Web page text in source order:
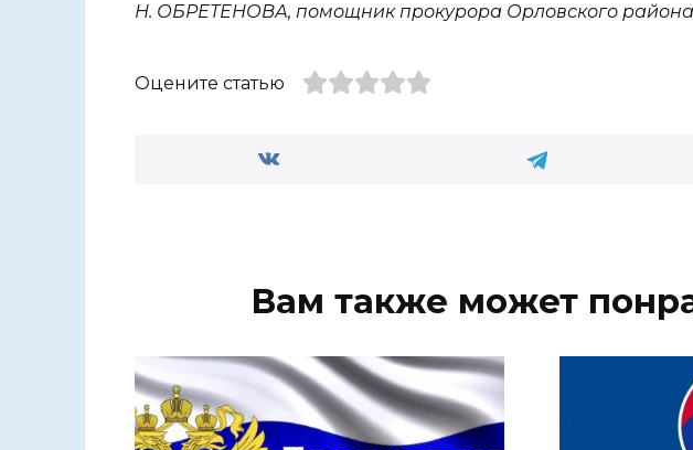
Н. ОБРЕТЕНОВА, помощник прокурора Орловского
Оцените статью
Вам также может